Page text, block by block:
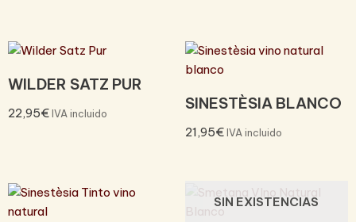
WILDER SATZ PUR
22,95€IVA incluido
SINESTÈSIA BLANCO
21,95€ IVA incluido
SIN EXISTENCIAS